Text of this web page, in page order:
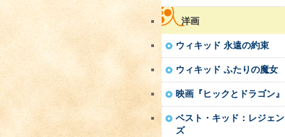
洋画
ウィキッド 永遠の約束
ウィキッド ふたりの魔女
映画『ヒックとドラゴン』
ベスト・キッド：レジェン
ズ